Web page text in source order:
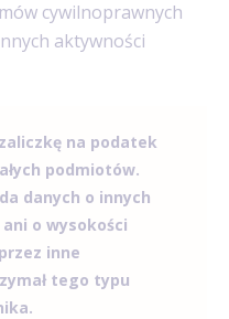
cywilnoprawnych
aktywności
na podatek
podmiotów.
danych o innych
o wysokości
inne
tego typu